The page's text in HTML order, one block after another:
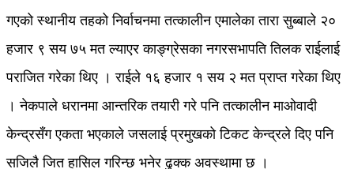
गएको स्थानीय तहको निर्वाचनमा तत्कालीन एमालेका तारा सुब्बाले २०
हजार ९ सय ७५ मत ल्याएर काङ्ग्रेसका नगरसभापति तिलक राईलाई
पराजित गरेका थिए । राईले १६ हजार १ सय २ मत प्राप्त गरेका थिए
। नेकपाले धरानमा आन्तरिक तयारी गरे पनि तत्कालीन माओवादी
केन्द्रसँग एकता भएकाले जसलाई प्रमुखको टिकट केन्द्रले दिए पनि
सजिलै जित हासिल गरिन्छ भनेर ढुक्क अवस्थामा छ ।